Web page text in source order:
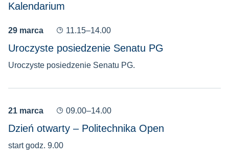
Kalendarium
29 marca 11.15–14.00
Uroczyste posiedzenie Senatu PG
Uroczyste posiedzenie Senatu PG.
21 marca 09.00–14.00
Dzień otwarty – Politechnika Open
start godz. 9.00